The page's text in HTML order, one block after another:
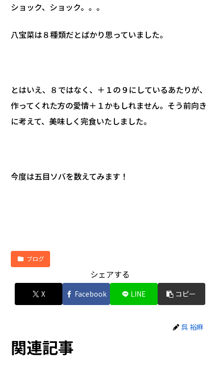
ショック、ショック。。。
八宝菜は８種類だとばかり思っていました。
とはいえ、８ではなく、＋１の９にしているあたりが、
作ってくれた方の愛情＋１かもしれません。そう前向き
に考えて、美味しく完食いたしました。
今度は五目ソバを数えてみます！
ブログ
シェアする
X Facebook LINE コピー
呉 裕麻
関連記事